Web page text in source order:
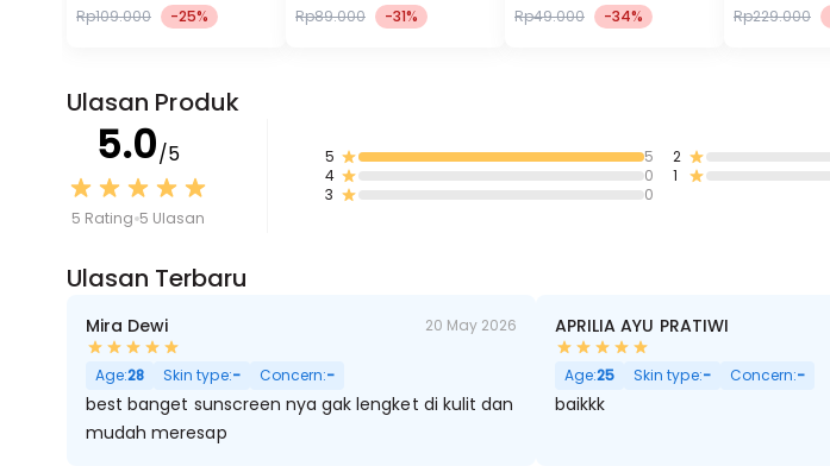
Rp109.000 -25% Rp89.000 -31% Rp49.000 -34% Rp229.000
Ulasan Produk
5.0/5
5 Rating 5 Ulasan
5
5
4
0
3
0
2
1
Ulasan Terbaru
Mira Dewi 20 May 2026
Age:28 Skin type:- Concern:-
best banget sunscreen nya gak lengket di kulit dan
mudah meresap
APRILIA AYU PRATIWI
Age:25 Skin type:- Concern:-
baikkk